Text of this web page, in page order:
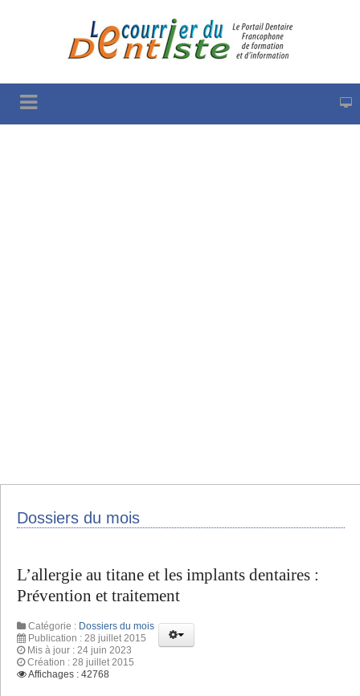
Dossiers du mois
L’allergie au titane et les implants dentaires :
Prévention et traitement
Catégorie : Dossiers du mois
Publication : 28 juillet 2015
Mis à jour : 24 juin 2023
Création : 28 juillet 2015
Affichages : 42768